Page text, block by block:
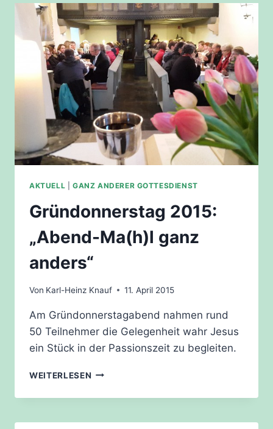
AKTUELL GANZ ANDERER GOTTESDIENST
Gründonnerstag 2015:
„Abend-Ma(h)l ganz
anders“
Von Karl-Heinz Knauf 11. April 2015
Am Gründonnerstagabend nahmen rund
50 Teilnehmer die Gelegenheit wahr Jesus
ein Stück in der Passionszeit zu begleiten.
WEITERLESEN GRÜNDONNERSTAG
„ABEND-
GANZ